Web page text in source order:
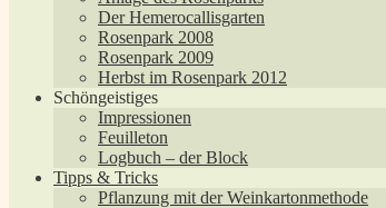
Der Hemerocallisgarten
Rosenpark 2008
Rosenpark 2009
Herbst im Rosenpark 2012
Schöngeistiges
Impressionen
Feuilleton
Logbuch – der Block
Tipps & Tricks
Pflanzung mit der Weinkartonmethode